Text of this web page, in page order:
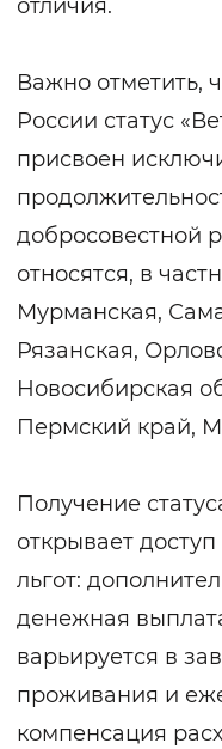
отличия.
Важно отметить,
России статус
присвоен
добросовестной
относятся, в
Мурманская,
Рязанская,
Новосибирская
Пермский край,
Получение
открывает
льгот:
денежная
варьируется в
проживания и
компенсация